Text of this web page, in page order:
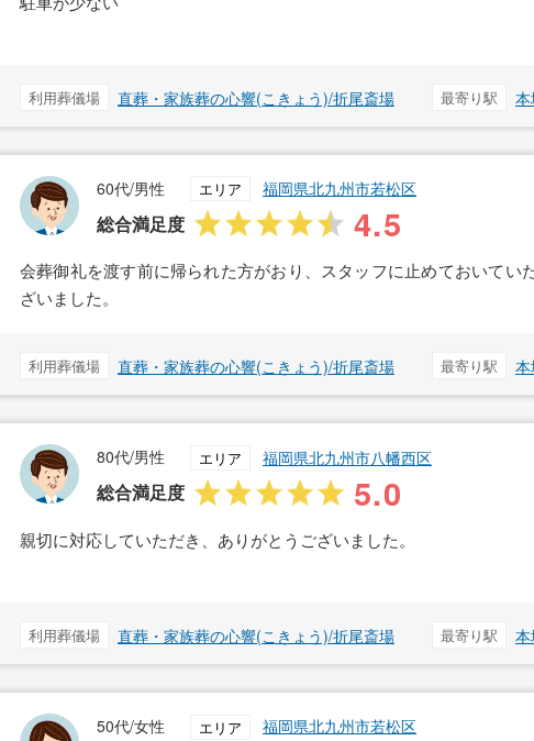
利用葬儀場 直葬・家族葬の心響(こきょう)/折尾斎場 最寄り駅
60代/男性 エリア 福岡県北九州市若松区
総合満足度 4.5
会葬御礼を渡す前に帰られた方がおり、スタッフに止めておいて
ざいました。
利用葬儀場 直葬・家族葬の心響(こきょう)/折尾斎場 最寄り駅
80代/男性 エリア 福岡県北九州市八幡西区
総合満足度 5.0
親切に対応していただき、ありがとうございました。
利用葬儀場 直葬・家族葬の心響(こきょう)/折尾斎場 最寄り駅
50代/女性 エリア 福岡県北九州市若松区